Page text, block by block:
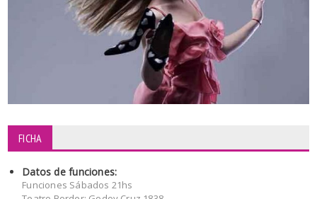
FICHA
Datos de funciones:
Funciones Sábados 21hs